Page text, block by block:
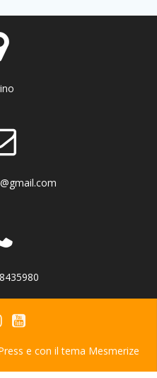
e con il tema Mesmerize